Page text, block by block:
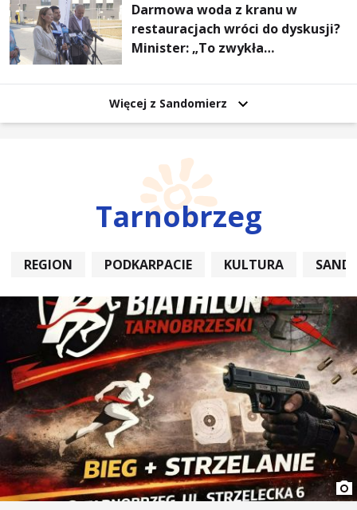
Darmowa woda z kranu w
restauracjach wróci do dyskusji?
Minister: „To zwykła
Więcej z Sandomierz
Tarnobrzeg
REGION PODKARPACIE KULTURA